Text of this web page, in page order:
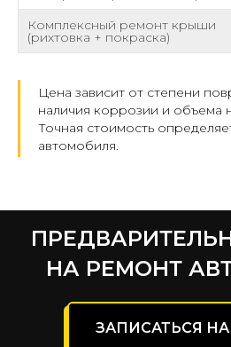
Комплексный ремонт крыши
(рихтовка + покраска)
Цена зависит от степени
наличия коррозии и объема
Точная стоимость
автомобиля.
НА РЕМОНТ
ЗАПИСАТЬСЯ